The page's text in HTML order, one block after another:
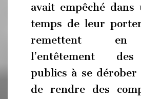
avait empêché
temps de leur
remettent en
l’entêtement
publics à se
de rendre des